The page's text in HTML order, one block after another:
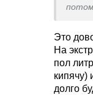
Это
На
пол
кипячу)
долго